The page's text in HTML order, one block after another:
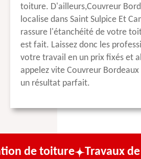
toiture. D'ailleurs,Couvreur
localise dans Saint Sulpice Et
rassure l'étanchéité de votre
est fait. Laissez donc les
votre travail en un prix fixés et
appelez vite Couvreur
un résultat parfait.
Travaux de zinguerie